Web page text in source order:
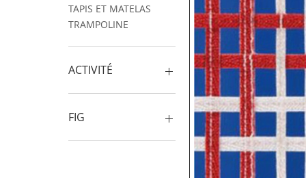
TAPIS ET MATELAS
TRAMPOLINE
ACTIVITÉ
GYMNASTIQUE
PARKOUR ET NINJA
RÉCRÉATIF
FIG
ÉQUIPEMENT F.I.G.